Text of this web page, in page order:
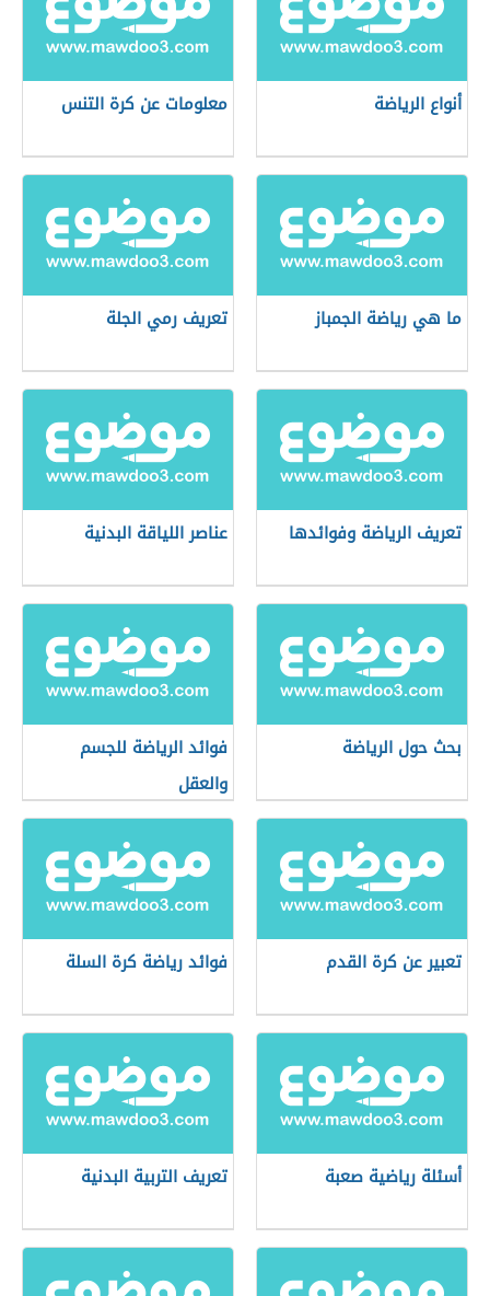
أنواع الرياضة معلومات عن كرة التنس
ما هي رياضة الجمباز تعريف رمي الجلة
تعريف الرياضة وفوائدها عناصر اللياقة البدنية
بحث حول الرياضة
فوائد الرياضة للجسم
والعقل
تعبير عن كرة القدم فوائد رياضة كرة السلة
أسئلة رياضية صعبة تعريف التربية البدنية